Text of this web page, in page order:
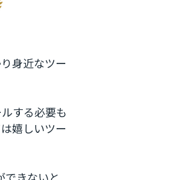
身近なツー
する必要も
嬉しいツー